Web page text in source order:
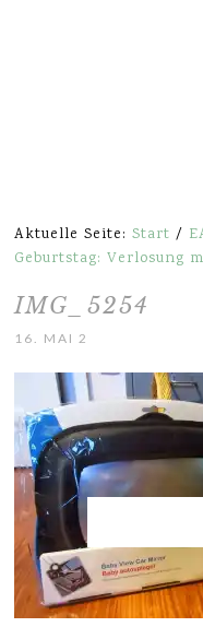
Aktuelle Seite:Start /
Geburtstag: Verlosung
IMG_5254
16. MAI 2016